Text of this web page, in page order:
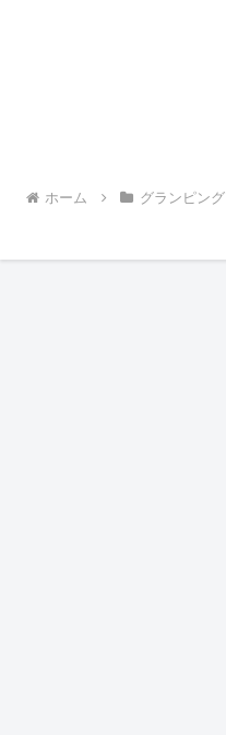
ホーム グランピング